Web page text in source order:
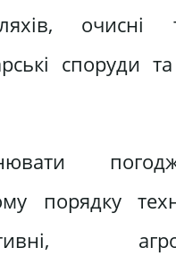
очисні
споруди та
порядку